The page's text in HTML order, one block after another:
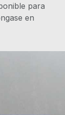
para
en